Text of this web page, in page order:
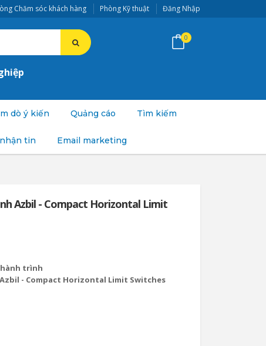
Chăm sóc khách hàng Phòng Kỹ thuật Đăng Nhập
0
dò ý kiến Quảng cáo Tìm kiếm
tin Email marketing
Azbil - Compact Horizontal Limit
hành trình
- Compact Horizontal Limit Switches